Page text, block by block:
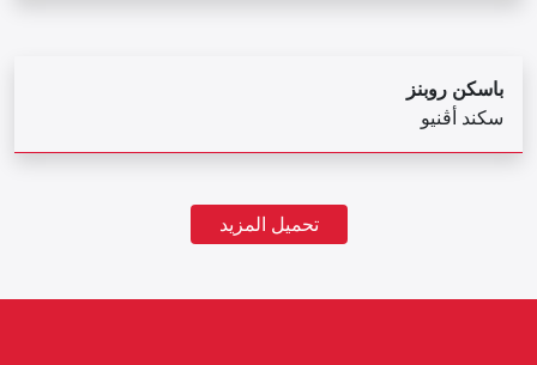
باسكن روبنز
سكند أڤنيو
تحميل المزيد